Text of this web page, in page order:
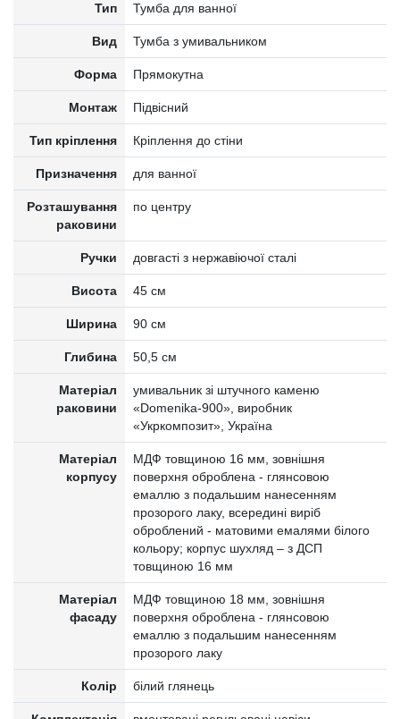
Тип Тумба для ванної
Вид Тумба з умивальником
Форма Прямокутна
Монтаж Підвісний
Тип кріплення Кріплення до стіни
Призначення для ванної
Розташування
раковини
по центру
Ручки довгасті з нержавіючої сталі
Висота 45 см
Ширина 90 см
Глибина 50,5 см
Матеріал
раковини
умивальник зі штучного каменю
«Domenika-900», виробник
«Укркомпозит», Україна
Матеріал
корпусу
МДФ товщиною 16 мм, зовнішня
поверхня оброблена - глянсовою
емаллю з подальшим нанесенням
прозорого лаку, всередині виріб
оброблений - матовими емалями білого
кольору; корпус шухляд – з ДСП
товщиною 16 мм
Матеріал
фасаду
МДФ товщиною 18 мм, зовнішня
поверхня оброблена - глянсовою
емаллю з подальшим нанесенням
прозорого лаку
Колір білий глянець